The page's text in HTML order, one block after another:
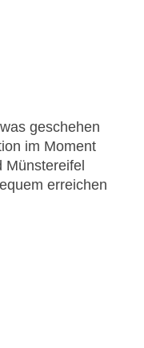
geschehen
im Moment
Münstereifel
erreichen